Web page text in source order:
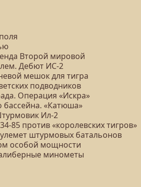
Второй мировой
Дебют ИС-2
мешок для тигра
подводников
Операция «Искра»
«Катюша»
Ил-2
85 против «королевских тигров»
штурмовых батальонов
особой мощности
минометы